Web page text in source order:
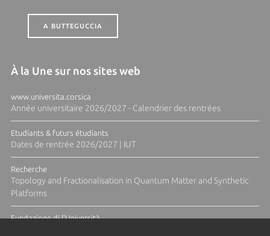
A BUTTEGUCCIA
À la Une sur nos sites web
www.universita.corsica
Année universitaire 2026/2027 - Calendrier des rentrées
Etudiants & futurs étudiants
Dates de rentrée 2026/2027 | IUT
Recherche
Topology and Fractionalisation in Quantum Matter and Synthetic
Platforms
Fundazione di l'Università